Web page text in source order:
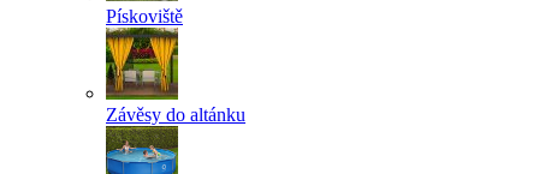
Pískoviště
Závěsy do altánku